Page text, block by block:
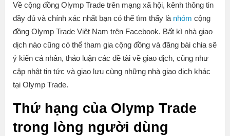
Về cộng đồng Olymp Trade trên mạng xã hội, kênh thông tin
đầy đủ và chính xác nhất bạn có thể tìm thấy là nhóm cộng
đồng Olymp Trade Việt Nam trên Facebook. Bất kì nhà giao
dịch nào cũng có thể tham gia cộng đồng và đăng bài chia sẽ
ý kiến cá nhân, thảo luận các đề tài về giao dịch, cũng như
cập nhật tin tức và giao lưu cùng những nhà giao dịch khác
tại Olymp Trade.
Thứ hạng của Olymp Trade
trong lòng người dùng